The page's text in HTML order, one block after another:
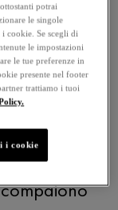
del nostro
tendono a
chiamate
giovane età a
espressioni
e
potrai
le singole
cookie. Se scegli di
le impostazioni
le tue preferenze in
presente nel footer
trattiamo i tuoi
i cookie